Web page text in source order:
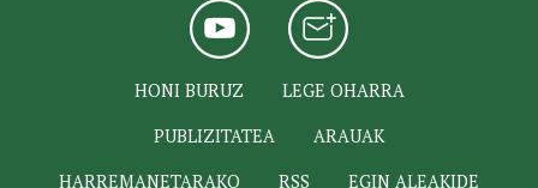
HONI BURUZ
LEGE OHARRA
PUBLIZITATEA
ARAUAK
HARREMANETARAKO
RSS EGIN ALEAKIDE